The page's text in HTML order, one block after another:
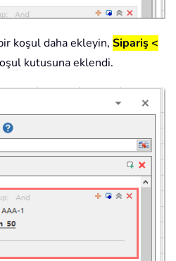
koşul daha ekleyin, Sipariş <
kutusuna eklendi.